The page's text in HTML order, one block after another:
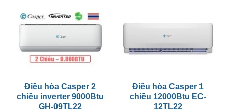
Điều hòa Casper 2
chiều inverter 9000Btu
GH-09TL22
Điều hòa Casper 1
chiều 12000Btu EC-
12TL22